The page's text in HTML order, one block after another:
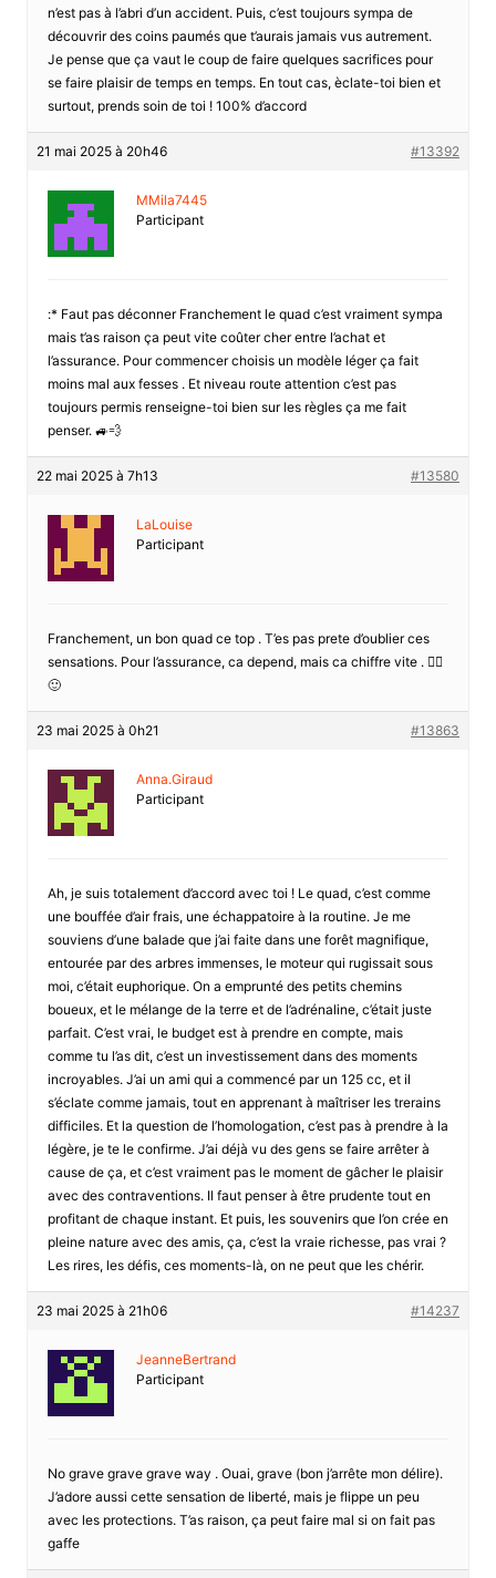
n’est pas à l’abri d’un accident. Puis, c’est toujours sympa de
découvrir des coins paumés que t’aurais jamais vus autrement.
Je pense que ça vaut le coup de faire quelques sacrifices pour
se faire plaisir de temps en temps. En tout cas, èclate-toi bien et
surtout, prends soin de toi ! 100% d’accord
21 mai 2025 à 20h46 #13392
MMila7445
Participant
:* Faut pas déconner Franchement le quad c’est vraiment sympa
mais t’as raison ça peut vite coûter cher entre l’achat et
l’assurance. Pour commencer choisis un modèle léger ça fait
moins mal aux fesses . Et niveau route attention c’est pas
toujours permis renseigne-toi bien sur les règles ça me fait
penser. 🚙💨
22 mai 2025 à 7h13 #13580
LaLouise
Participant
Franchement, un bon quad ce top . T’es pas prete d’oublier ces
sensations. Pour l’assurance, ca depend, mais ca chiffre vite . 🤷‍♀️
🙂
23 mai 2025 à 0h21 #13863
Anna.Giraud
Participant
Ah, je suis totalement d’accord avec toi ! Le quad, c’est comme
une bouffée d’air frais, une échappatoire à la routine. Je me
souviens d’une balade que j’ai faite dans une forêt magnifique,
entourée par des arbres immenses, le moteur qui rugissait sous
moi, c’était euphorique. On a emprunté des petits chemins
boueux, et le mélange de la terre et de l’adrénaline, c’était juste
parfait. C’est vrai, le budget est à prendre en compte, mais
comme tu l’as dit, c’est un investissement dans des moments
incroyables. J’ai un ami qui a commencé par un 125 cc, et il
s’éclate comme jamais, tout en apprenant à maîtriser les trerains
difficiles. Et la question de l’homologation, c’est pas à prendre à la
légère, je te le confirme. J’ai déjà vu des gens se faire arrêter à
cause de ça, et c’est vraiment pas le moment de gâcher le plaisir
avec des contraventions. Il faut penser à être prudente tout en
profitant de chaque instant. Et puis, les souvenirs que l’on crée en
pleine nature avec des amis, ça, c’est la vraie richesse, pas vrai ?
Les rires, les défis, ces moments-là, on ne peut que les chérir.
23 mai 2025 à 21h06 #14237
JeanneBertrand
Participant
No grave grave grave way . Ouai, grave (bon j’arrête mon délire).
J’adore aussi cette sensation de liberté, mais je flippe un peu
avec les protections. T’as raison, ça peut faire mal si on fait pas
gaffe